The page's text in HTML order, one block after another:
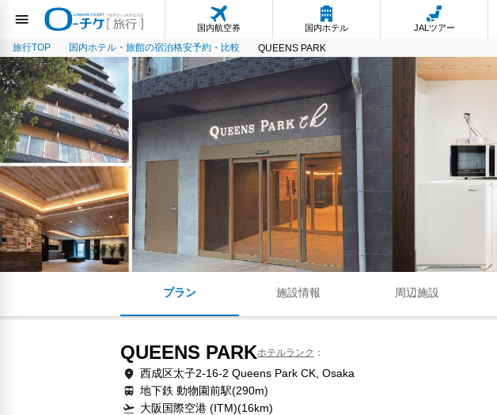
国内航空券 国内ホテル JALツアー
旅行TOP 国内ホテル・旅館の宿泊格安予約・比較 QUEENS PARK
プラン 施設情報 周辺施設
QUEENS PARKホテルランク
西成区太子2-16-2 Queens Park CK, Osaka
地下鉄 動物園前駅(290m)
大阪国際空港 (ITM)(16km)